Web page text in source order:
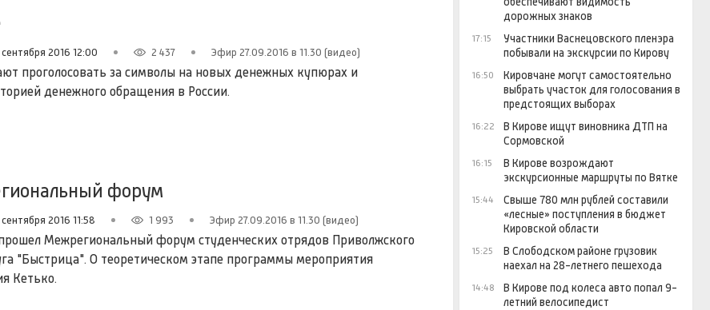
сентября 2016 12:00 2 437 Эфир 27.09.2016 в 11.30 (видео)
проголосовать за символы на новых денежных купюрах и
денежного обращения в России.
форум
сентября 2016 11:58 1 993 Эфир 27.09.2016 в 11.30 (видео)
Межрегиональный форум студенческих отрядов Приволжского
"Быстрица". О теоретическом этапе программы мероприятия
Кетько.
дорожных знаков
17:15
Участники Васнецовского пленэра
побывали на экскурсии по Кирову
16:50
Кировчане могут самостоятельно
выбрать участок для голосования в
предстоящих выборах
16:22
В Кирове ищут виновника ДТП на
Сормовской
16:15
В Кирове возрождают
экскурсионные маршруты по Вятке
15:44
Свыше 780 млн рублей составили
«лесные» поступления в бюджет
Кировской области
15:25
В Слободском районе грузовик
наехал на 28-летнего пешехода
14:48
В Кирове под колеса авто попал 9-
летний велосипедист